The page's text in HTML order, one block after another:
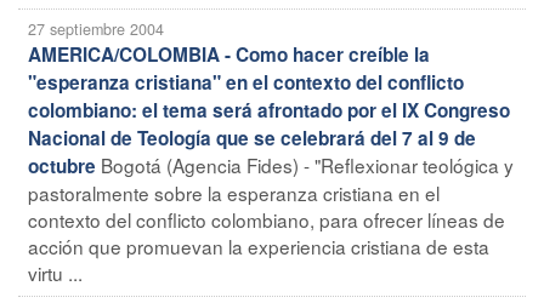
27 septiembre 2004
AMERICA/COLOMBIA - Como hacer creíble la
"esperanza cristiana" en el contexto del conflicto
colombiano: el tema será afrontado por el IX Congreso
Nacional de Teología que se celebrará del 7 al 9 de
octubre Bogotá (Agencia Fides) - "Reflexionar teológica y
pastoralmente sobre la esperanza cristiana en el
contexto del conflicto colombiano, para ofrecer líneas de
acción que promuevan la experiencia cristiana de esta
virtu ...